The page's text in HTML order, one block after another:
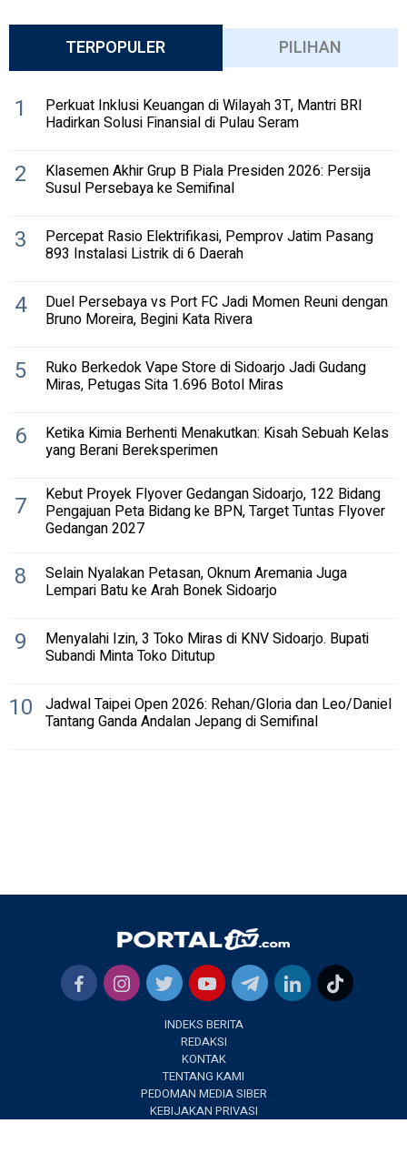
TERPOPULER PILIHAN
1 Perkuat Inklusi Keuangan di Wilayah 3T, Mantri BRI
Hadirkan Solusi Finansial di Pulau Seram
2 Klasemen Akhir Grup B Piala Presiden 2026: Persija
Susul Persebaya ke Semifinal
3 Percepat Rasio Elektrifikasi, Pemprov Jatim Pasang
893 Instalasi Listrik di 6 Daerah
4 Duel Persebaya vs Port FC Jadi Momen Reuni dengan
Bruno Moreira, Begini Kata Rivera
5 Ruko Berkedok Vape Store di Sidoarjo Jadi Gudang
Miras, Petugas Sita 1.696 Botol Miras
6 Ketika Kimia Berhenti Menakutkan: Kisah Sebuah Kelas
yang Berani Bereksperimen
7 Kebut Proyek Flyover Gedangan Sidoarjo, 122 Bidang
Pengajuan Peta Bidang ke BPN, Target Tuntas Flyover
Gedangan 2027
8 Selain Nyalakan Petasan, Oknum Aremania Juga
Lempari Batu ke Arah Bonek Sidoarjo
9 Menyalahi Izin, 3 Toko Miras di KNV Sidoarjo. Bupati
Subandi Minta Toko Ditutup
10 Jadwal Taipei Open 2026: Rehan/Gloria dan Leo/Daniel
Tantang Ganda Andalan Jepang di Semifinal
INDEKS BERITA
REDAKSI
KONTAK
TENTANG KAMI
PEDOMAN MEDIA SIBER
KEBIJAKAN PRIVASI